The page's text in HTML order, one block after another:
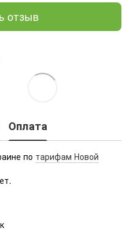
отзыв
Оплата
по тарифам Новой